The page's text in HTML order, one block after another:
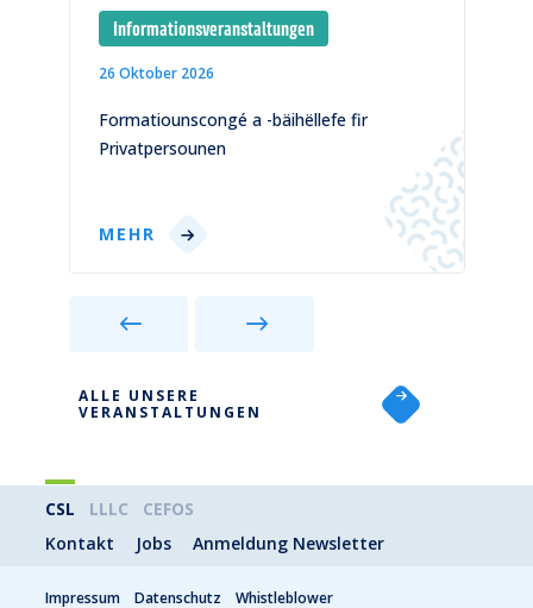
Informationsveranstaltungen
26 Oktober 2026
Formatiounscongé a -bäihëllefe fir
Privatpersounen
MEHR
ALLE UNSERE
VERANSTALTUNGEN
CSL LLLC
CEFOS
Kontakt
Jobs Anmeldung Newsletter
Impressum Datenschutz Whistleblower